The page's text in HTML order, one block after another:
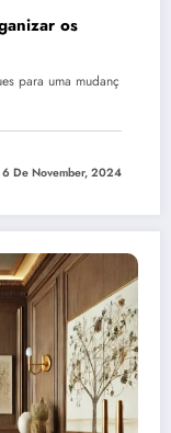
os
para uma mudanç
6 De November, 2024